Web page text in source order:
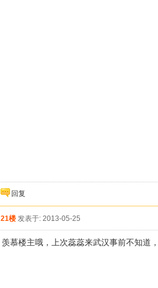
回复
21楼 发表于: 2013-05-25
羡慕楼主哦，上次蕊蕊来武汉事前不知道